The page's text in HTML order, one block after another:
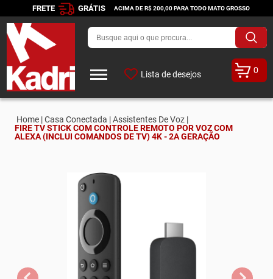
FRETE GRÁTIS ACIMA DE R$ 200,00 PARA TODO MATO GROSSO
Lista de desejos 0
Home |Casa Conectada |Assistentes De Voz |
FIRE TV STICK COM CONTROLE REMOTO POR VOZ COM
ALEXA (INCLUI COMANDOS DE TV) 4K - 2A GERAÇÃO